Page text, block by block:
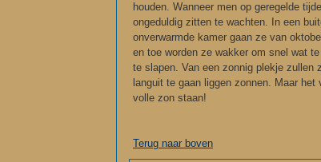
houden. Wanneer men op geregelde
ongeduldig zitten te wachten. In een
onverwarmde kamer gaan ze van
en toe worden ze wakker om snel wat
te slapen. Van een zonnig plekje zullen
languit te gaan liggen zonnen. Maar
volle zon staan!
Terug naar boven